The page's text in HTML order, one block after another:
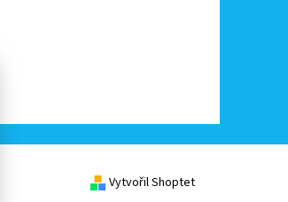
Vytvořil Shoptet